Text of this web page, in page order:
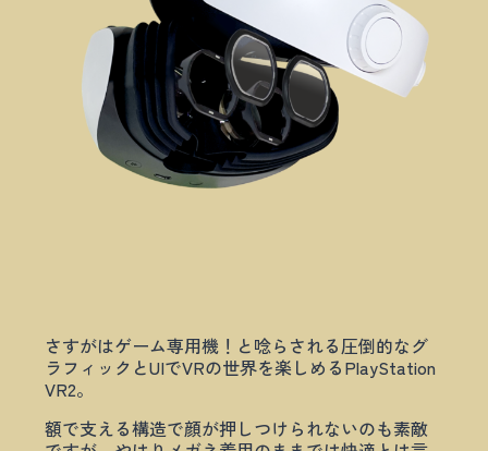
さすがはゲーム専用機！と唸らされる圧倒的なグ
ラフィックとUIでVRの世界を楽しめるPlayStation
VR2。
額で支える構造で顔が押しつけられないのも素敵